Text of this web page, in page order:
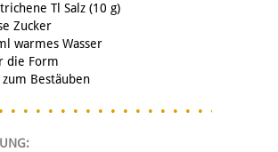
Tl Salz (10 g)
Zucker
warmes Wasser
die Form
Bestäuben